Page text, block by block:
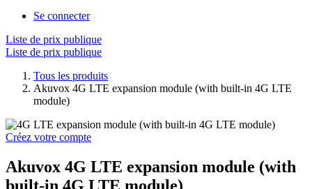
Se connecter
Liste de prix publique
Liste de prix publique
Tous les produits
Akuvox 4G LTE expansion module (with built-in 4G LTE
module)
Créez votre compte
Akuvox 4G LTE expansion module (with
built-in 4G LTE module)